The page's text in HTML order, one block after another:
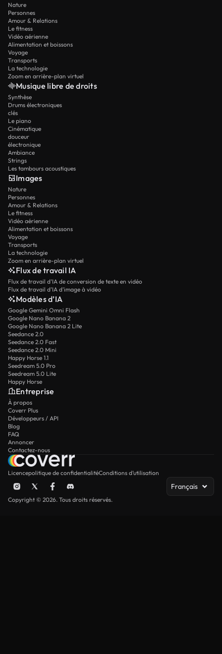
Nature
Personnes
Amour & Relations
Le fitness
Vidéo aérienne
Alimentation et boissons
Voyage
Transports
La technologie
Zoom en arrière-plan virtuel
Musique libre de droits
Synthèse
Drums électroniques
clés
Le piano
Cinématique
douceur
électronique
Ambiance
Strings
Les tambours acoustiques
Images
Nature
Personnes
Amour & Relations
Le fitness
Vidéo aérienne
Alimentation et boissons
Voyage
Transports
La technologie
Zoom en arrière-plan virtuel
Flux de travail IA
Flux de travail d’IA de conversion de texte en vidéo
Flux de travail d’IA d’image à vidéo
Modèles d’IA
Google Gemini Omni Flash
Google Nano Banana 2
Google Nano Banana 2 Lite
Seedance 2.0
Seedance 2.0 Fast
Seedance 2.0 Mini
Happy Horse 1.1
Seedream 5.0 Pro
Seedream 5.0 Lite
Happy Horse
Entreprise
À propos
Coverr Plus
Développeurs / API
Blog
FAQ
Annoncer
Contactez-nous
Licencepolitique de confidentialitéConditions d’utilisation
Français
Copyright © 2026. Tous droits réservés.